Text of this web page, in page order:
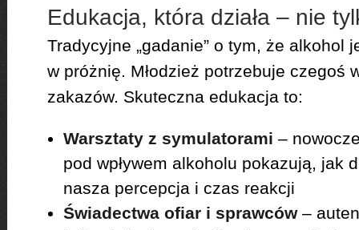
Edukacja, która działa – nie
Tradycyjne „gadanie” o tym, że alkohol
w próżnię. Młodzież potrzebuje czegoś
zakazów. Skuteczna edukacja to:
Warsztaty z symulatorami –
pod wpływem alkoholu pokazują, jak
nasza percepcja i czas reakcji
Świadectwa ofiar i sprawców–